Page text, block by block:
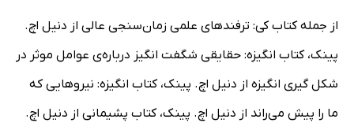
از جمله کتاب کی: ترفندهای علمی زمان‌سنجی عالی از دنیل اچ.
پینک، کتاب انگیزه: حقایقی شگفت انگیز درباره‌ی عوامل موثر در
شکل گیر‌ی انگیزه از دنیل اچ. پینک، کتاب انگیزه: نیروهایی که
ما را پیش می‌راند از دنیل اچ. پینک، کتاب پشیمانی از دنیل اچ.